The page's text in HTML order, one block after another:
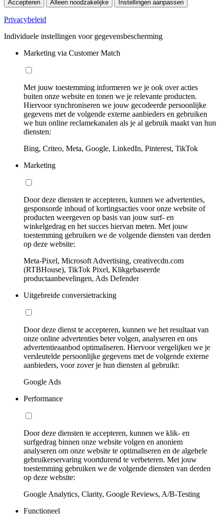
Accepteren Alleen noodzakelijke Instellingen aanpassen
Privacybeleid
Individuele instellingen voor gegevensbescherming
Marketing via Customer Match
Met jouw toestemming informeren we je ook over acties
buiten onze website en tonen we je relevante producten.
Hiervoor synchroniseren we jouw gecodeerde persoonlijke
gegevens met de volgende externe aanbieders en gebruiken
we hun online reclamekanalen als je al gebruik maakt van hun
diensten:
Bing, Criteo, Meta, Google, LinkedIn, Pinterest, TikTok
Marketing
Door deze diensten te accepteren, kunnen we advertenties,
gesponsorde inhoud of kortingsacties voor onze website of
producten weergeven op basis van jouw surf- en
winkelgedrag en het succes hiervan meten. Met jouw
toestemming gebruiken we de volgende diensten van derden
op deze website:
Meta-Pixel, Microsoft Advertising, creativecdn.com
(RTBHouse), TikTok Pixel, Klikgebaseerde
productaanbevelingen, Ads Defender
Uitgebreide conversietracking
Door deze dienst te accepteren, kunnen we het resultaat van
onze online advertenties beter volgen, analyseren en ons
advertentieaanbod optimaliseren. Hiervoor vergelijken we je
versleutelde persoonlijke gegevens met de volgende externe
aanbieders, voor zover je hun diensten al gebruikt:
Google Ads
Performance
Door deze diensten te accepteren, kunnen we klik- en
surfgedrag binnen onze website volgen en anoniem
analyseren om onze website te optimaliseren en de algehele
gebruikerservaring voortdurend te verbeteren. Met jouw
toestemming gebruiken we de volgende diensten van derden
op deze website:
Google Analytics, Clarity, Google Reviews, A/B-Testing
Functioneel